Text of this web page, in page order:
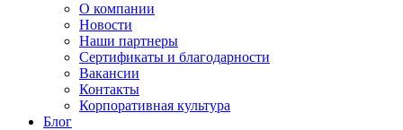
О компании
Новости
Наши партнеры
Сертификаты и благодарности
Вакансии
Контакты
Корпоративная культура
Блог